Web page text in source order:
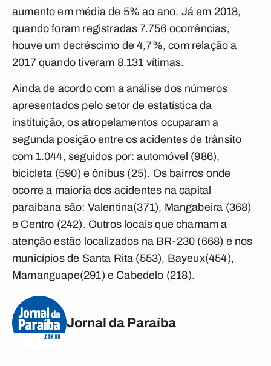
aumento em média de 5% ao ano. Já em 2018,
quando foram registradas 7.756 ocorrências,
houve um decréscimo de 4,7%, com relação a
2017 quando tiveram 8.131 vítimas.
Ainda de acordo com a análise dos números
apresentados pelo setor de estatística da
instituição, os atropelamentos ocuparam a
segunda posição entre os acidentes de trânsito
com 1.044, seguidos por: automóvel (986),
bicicleta (590) e ônibus (25). Os bairros onde
ocorre a maioria dos acidentes na capital
paraibana são: Valentina(371), Mangabeira (368)
e Centro (242). Outros locais que chamam a
atenção estão localizados na BR-230 (668) e nos
municípios de Santa Rita (553), Bayeux(454),
Mamanguape(291) e Cabedelo (218).
Jornal da Paraíba